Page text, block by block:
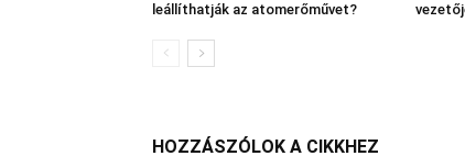
leállíthatják az atomerőművet?
HOZZÁSZÓLOK A CIKKHEZ